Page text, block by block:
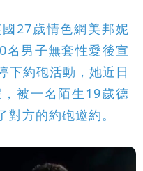
國27歲情色網美邦妮
名男子無套性愛後宣
下約砲活動，她近日
被一名陌生19歲德
方的約砲邀約。